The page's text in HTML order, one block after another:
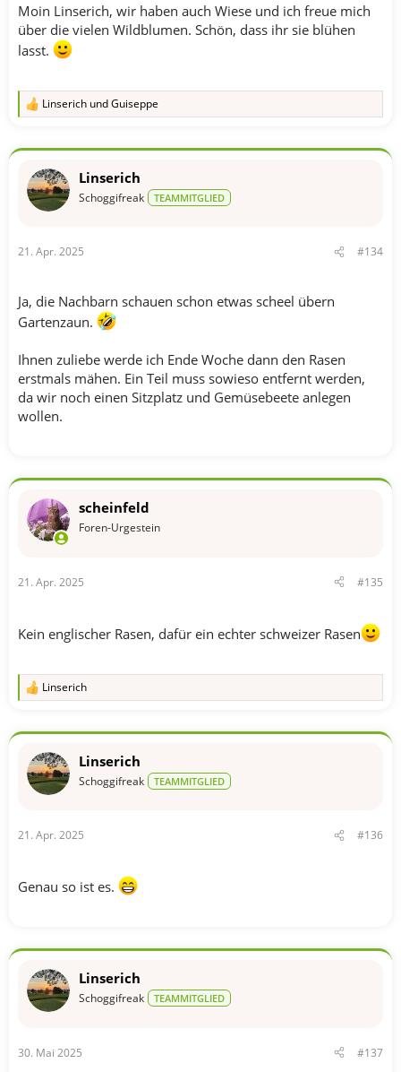
Moin Linserich, wir haben auch Wiese und ich freue mich
über die vielen Wildblumen. Schön, dass ihr sie blühen
lasst.
R
k
o
:
Linserich undGuiseppe
Linserich
Schoggifreak TEAMMITGLIED
21. Apr. 2025 #134
Ja, die Nachbarn schauen schon etwas scheel übern
Gartenzaun.
Ihnen zuliebe werde ich Ende Woche dann den Rasen
erstmals mähen. Ein Teil muss sowieso entfernt werden,
da wir noch einen Sitzplatz und Gemüsebeete anlegen
wollen.
scheinfeld
Foren-Urgestein
21. Apr. 2025 #135
Kein englischer Rasen, dafür ein echter schweizer Rasen
R
k
o
:
Linserich
Linserich
Schoggifreak TEAMMITGLIED
21. Apr. 2025 #136
Genau so ist es.
Linserich
Schoggifreak TEAMMITGLIED
30. Mai 2025 #137